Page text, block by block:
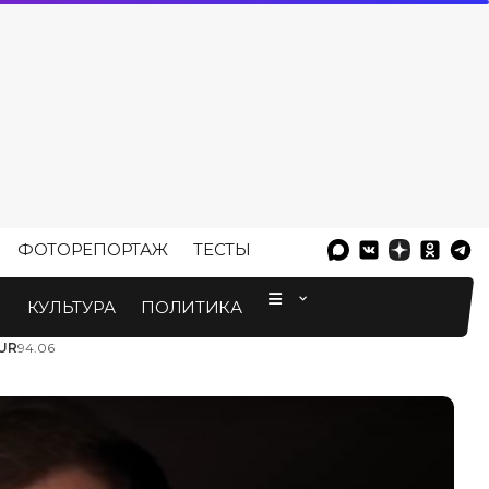
ФОТОРЕПОРТАЖ ТЕСТЫ
КУЛЬТУРА ПОЛИТИКА
94.06